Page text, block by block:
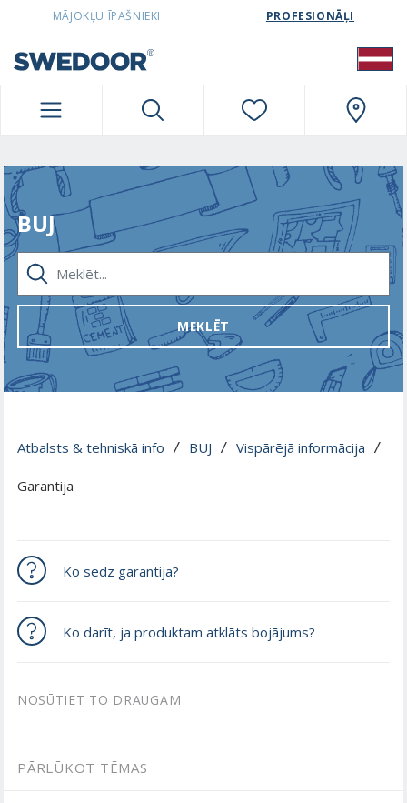
SWEDOORLATVIA NAVIGATION
MĀJOKĻU ĪPAŠNIEKI PROFESIONĀĻI
BUJ
MEKLĒT...
MEKLĒT
Atbalsts & tehniskā info / BUJ / Vispārējā informācija /
Garantija
Ko sedz garantija?
Ko darīt, ja produktam atklāts bojājums?
NOSŪTIET TO DRAUGAM
PĀRLŪKOT TĒMAS